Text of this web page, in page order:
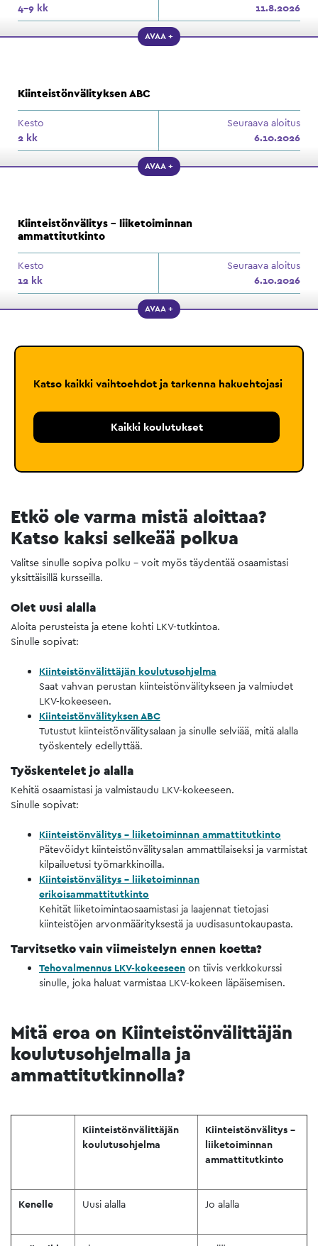
4–9 kk
11.8.2026
AVAA +
Kiinteistönvälityksen ABC
Kesto
2 kk
Seuraava aloitus
6.10.2026
AVAA +
Kiinteistönvälitys – liiketoiminnan
ammattitutkinto
Kesto
12 kk
Seuraava aloitus
6.10.2026
AVAA +
Katso kaikki vaihtoehdot ja tarkenna hakuehtojasi
Kaikki koulutukset
Etkö ole varma mistä aloittaa?
Katso kaksi selkeää polkua
Valitse sinulle sopiva polku – voit myös täydentää osaamistasi
yksittäisillä kursseilla.
Olet uusi alalla
Aloita perusteista ja etene kohti LKV-tutkintoa.
Sinulle sopivat:
Kiinteistönvälittäjän koulutusohjelma
Saat vahvan perustan kiinteistönvälitykseen ja valmiudet
LKV-kokeeseen.
Kiinteistönvälityksen ABC
Tutustut kiinteistönvälitysalaan ja sinulle selviää, mitä alalla
työskentely edellyttää.
Työskentelet jo alalla
Kehitä osaamistasi ja valmistaudu LKV-kokeeseen.
Sinulle sopivat:
Kiinteistönvälitys – liiketoiminnan ammattitutkinto
Pätevöidyt kiinteistönvälitysalan ammattilaiseksi ja varmistat
kilpailuetusi työmarkkinoilla.
Kiinteistönvälitys – liiketoiminnan
erikoisammattitutkinto
Kehität liiketoimintaosaamistasi ja laajennat tietojasi
kiinteistöjen arvonmäärityksestä ja uudisasuntokaupasta.
Tarvitsetko vain viimeistelyn ennen koetta?
Tehovalmennus LKV-kokeeseen on tiivis verkkokurssi
sinulle, joka haluat varmistaa LKV-kokeen läpäisemisen.
Mitä eroa on Kiinteistönvälittäjän
koulutusohjelmalla ja
ammattitutkinnolla?
Kiinteistönvälittäjän
koulutusohjelma
Kiinteistönvälitys –
liiketoiminnan
ammattitutkinto
Kenelle Uusi alalla Jo alalla